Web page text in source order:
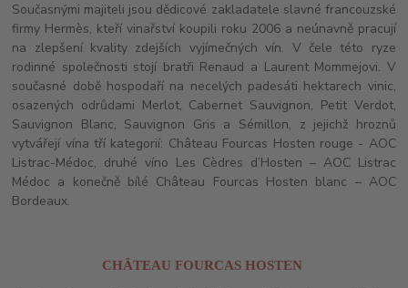
Současnými majiteli jsou dědicové zakladatele slavné francouzské
firmy Hermès, kteří vinařství koupili roku 2006 a neúnavně pracují
na zlepšení kvality zdejších vyjímečných vín. V čele této ryze
rodinné společnosti stojí bratři Renaud a Laurent Mommejovi. V
současné době hospodaří na necelých padesáti hektarech vinic,
osazených odrůdami Merlot, Cabernet Sauvignon, Petit Verdot,
Sauvignon Blanc, Sauvignon Gris a Sémillon, z jejichž hroznů
vytvářejí vína tří kategorií: Château Fourcas Hosten rouge - AOC
Listrac-Médoc, druhé víno Les Cèdres d’Hosten – AOC Listrac
Médoc a konečně bílé Château Fourcas Hosten blanc – AOC
Bordeaux.
CHÂTEAU FOURCAS HOSTEN